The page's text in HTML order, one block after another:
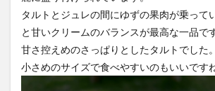
と甘いクリームのバランスが最高な一品で
甘さ控えめのさっぱりとしたタルトでした
小さめのサイズで食べやすいのもいいですね